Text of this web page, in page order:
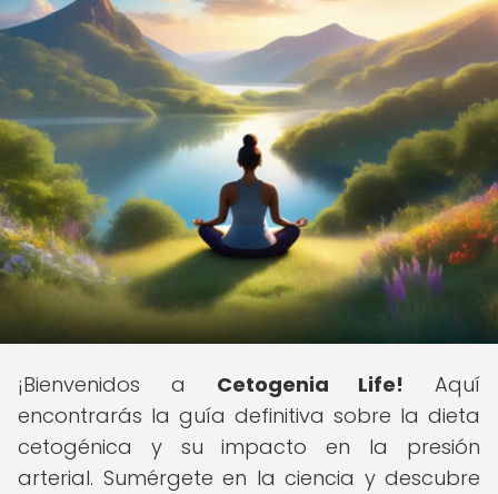
¡Bienvenidos a Cetogenia Life! Aquí
encontrarás la guía definitiva sobre la dieta
cetogénica y su impacto en la presión
arterial. Sumérgete en la ciencia y descubre